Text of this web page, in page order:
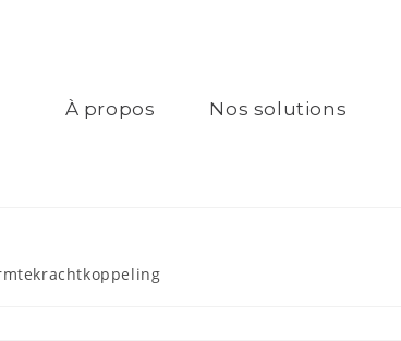
À propos Nos solutions